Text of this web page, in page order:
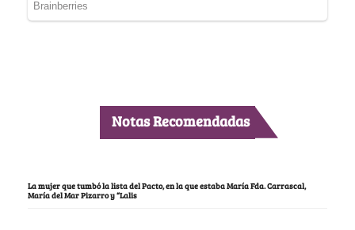
Notas Recomendadas
La mujer que tumbó la lista del Pacto, en la que estaba María Fda. Carrascal,
María del Mar Pizarro y “Lalis